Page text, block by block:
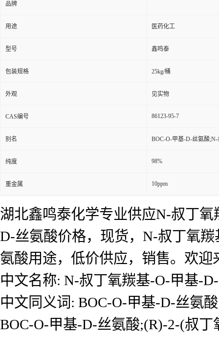
品牌
用途 医药化工
型号 鑫鸣泰
包装规格 25kg/桶
外观 见实物
CAS编号 86123-95-7
别名 BOC-O-甲基-D-丝氨酸
纯度 98%
重金属 10ppm
湖北鑫鸣泰化学专业供应N-叔丁
D-丝氨酸价格，现货，N-叔丁氧
氨酸用途，低价供应，销售。欢
中文名称: N-叔丁氧羰基-O-甲基-
中文同义词: BOC-O-甲基-D-丝氨
BOC-O-甲基-D-丝氨酸;(R)-2-(叔